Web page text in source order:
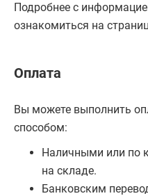
Подробнее с
ознакомиться на
Оплата
Вы можете выполнить
способом:
Наличными или по
на складе.
Банковским